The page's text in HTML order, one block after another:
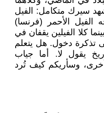
سيرك متكامل: الفيل
الفيل الأحمر (فرنسا)
كلا الفيلين يقفان في
تذكرة دخول. هل يتعلم
يقول لا. أما جياب
أخرى، وسأريكم كيف تُرد